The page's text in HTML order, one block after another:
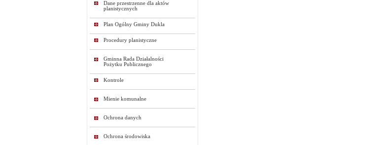
Dane przestrzenne dla aktów
planistycznych
Plan Ogólny Gminy Dukla
Procedury planistyczne
Gminna Rada Działalności
Pożytku Publicznego
Kontrole
Mienie komunalne
Ochrona danych
Ochrona środowiska